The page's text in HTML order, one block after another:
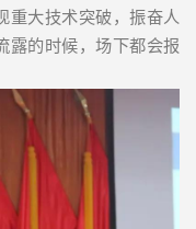
重大技术突破，振奋人
露的时候，场下都会报